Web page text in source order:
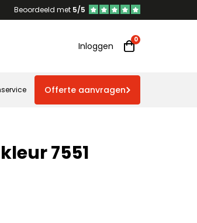
Beoordeeld met 5/5
Inloggen
Offerte aanvragen
7551